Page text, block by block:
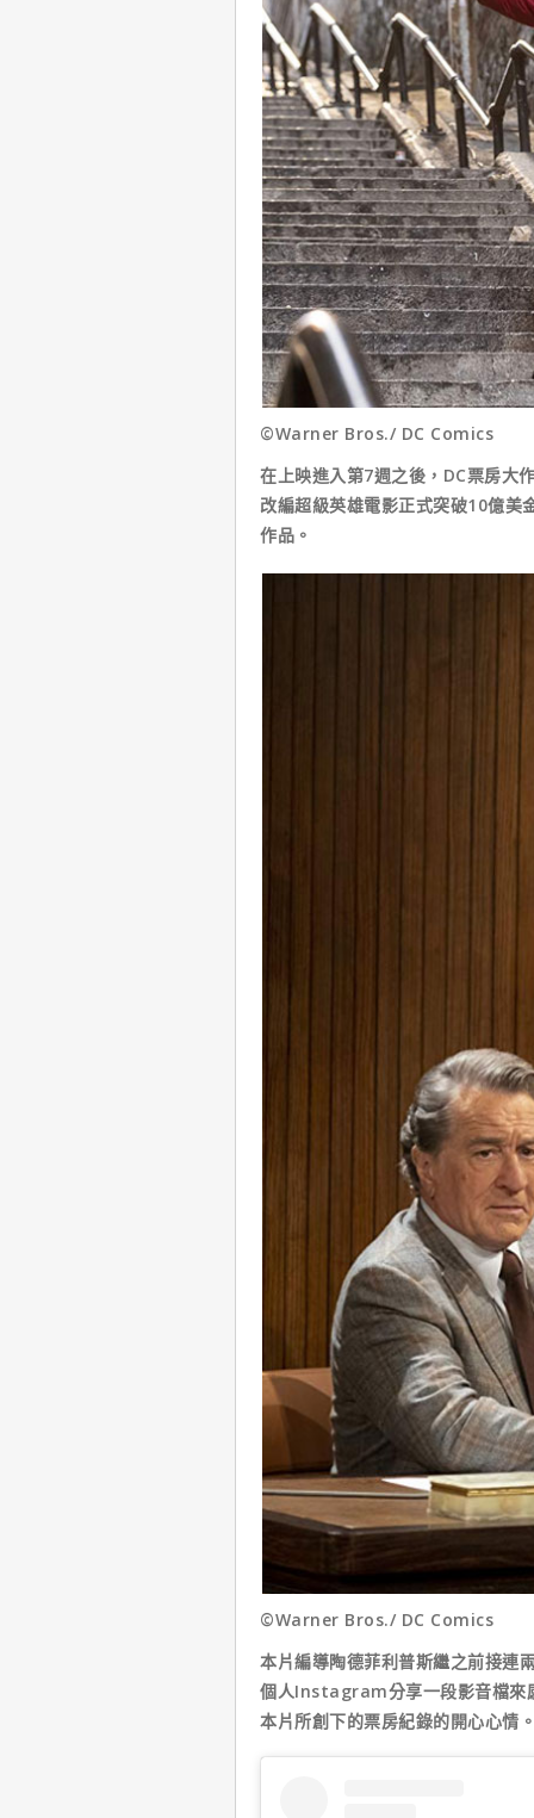
©Warner Bros./ DC Comics
在上映進入第7週之後，DC票房大
改編超級英雄電影正式突破10億美
作品。
©Warner Bros./ DC Comics
本片編導陶德菲利普斯繼之前接連
個人Instagram分享一段影音檔來
本片所創下的票房紀錄的開心心情